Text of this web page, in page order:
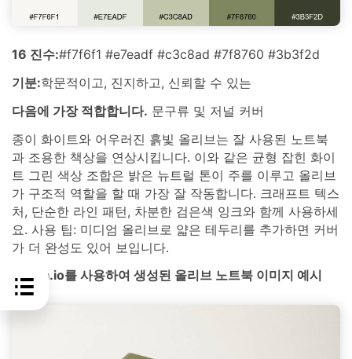
16 진수:#f7f6f1 #e7eadf #c3c8ad #7f8760 #3b3f2d
기분:학문적이고, 진지하고, 신뢰할 수 있는
다음에 가장 적합합니다. 문구류 및 저널 커버
종이 화이트와 어우러진 흙빛 올리브는 잘 사용된 노트북
과 조용한 책상을 연상시킵니다. 이와 같은 균형 잡힌 화이
트 그린 색상 조합은 밝은 뉴트럴 톤이 주를 이루고 올리브
가 구조적 역할을 할 때 가장 잘 작동합니다. 크래프트 텍스
처, 단순한 라인 패턴, 차분한 검은색 잉크와 함께 사용하세
요. 사용 팁: 미디엄 올리브로 얇은 테두리를 추가하면 커버
가 더 완성도 있어 보입니다.
media.io를 사용하여 생성된 올리브 노트북 이미지 예시